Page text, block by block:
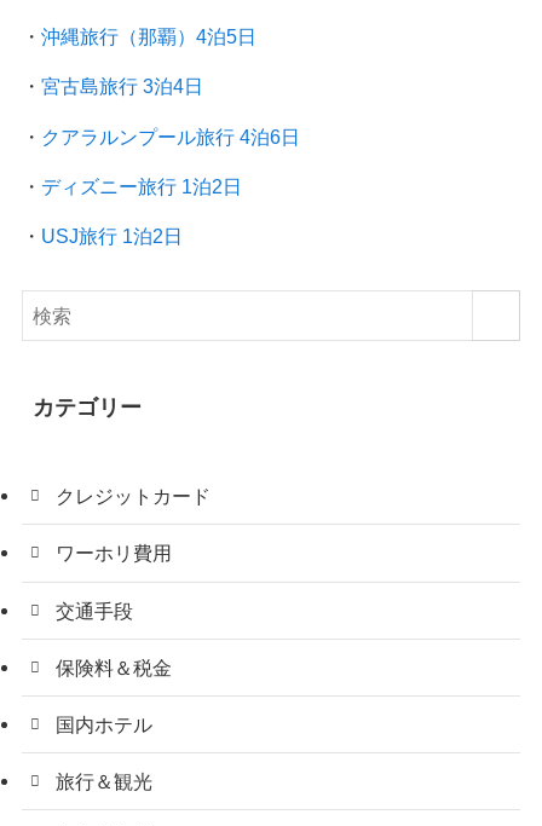
・ 沖縄旅行（那覇）4泊5日
・ 宮古島旅行 3泊4日
・ クアラルンプール旅行 4泊6日
・ ディズニー旅行 1泊2日
・ USJ旅行 1泊2日
カテゴリー
クレジットカード
ワーホリ費用
交通手段
保険料＆税金
国内ホテル
旅行＆観光